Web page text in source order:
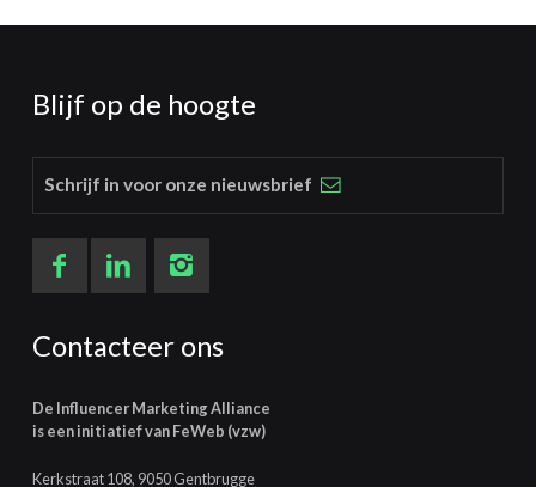
Blijf op de hoogte
Schrijf in voor onze nieuwsbrief
Contacteer ons
De Influencer Marketing Alliance
is een initiatief van FeWeb (vzw)
Kerkstraat 108, 9050 Gentbrugge